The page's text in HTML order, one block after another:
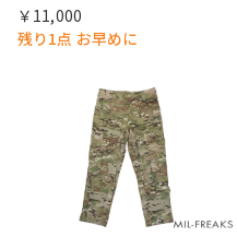
￥11,000
残り1点 お早めに